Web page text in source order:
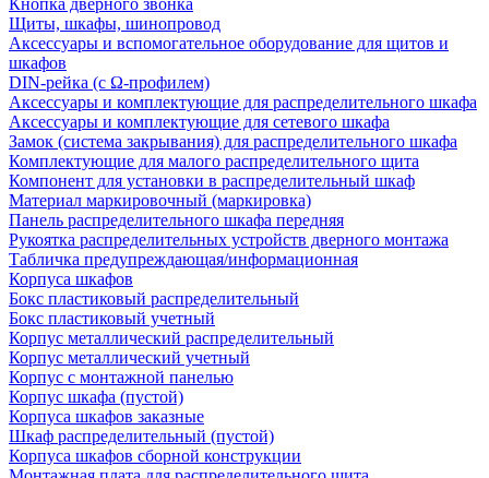
Кнопка дверного звонка
Щиты, шкафы, шинопровод
Аксессуары и вспомогательное оборудование для щитов и
шкафов
DIN-рейка (с Ω-профилем)
Аксессуары и комплектующие для распределительного шкафа
Аксессуары и комплектующие для сетевого шкафа
Замок (система закрывания) для распределительного шкафа
Комплектующие для малого распределительного щита
Компонент для установки в распределительный шкаф
Материал маркировочный (маркировка)
Панель распределительного шкафа передняя
Рукоятка распределительных устройств дверного монтажа
Табличка предупреждающая/информационная
Корпуса шкафов
Бокс пластиковый распределительный
Бокс пластиковый учетный
Корпус металлический распределительный
Корпус металлический учетный
Корпус с монтажной панелью
Корпус шкафа (пустой)
Корпуса шкафов заказные
Шкаф распределительный (пустой)
Корпуса шкафов сборной конструкции